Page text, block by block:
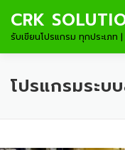
CRK
รับเขียนโปรแกรม ทุกประเภ
HOME
โปรแกรมระบ